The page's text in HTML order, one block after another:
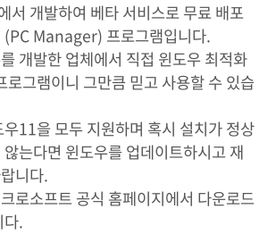
서 개발하여 베타 서비스로 무료 배포
(PC Manager) 프로그램입니다.
개발한 업체에서 직접 윈도우 최적화
로그램이니 그만큼 믿고 사용할 수 있습
11을 모두 지원하며 혹시 설치가 정상
는다면 윈도우를 업데이트하시고 재
니다.
로소프트 공식 홈페이지에서 다운로드
다.